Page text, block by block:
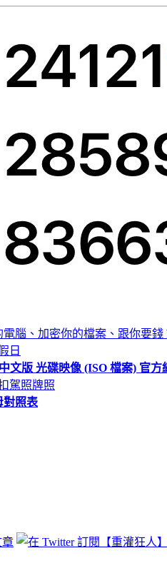
腦、加密你的檔案、跟你要錢
日
文版 光碟映像 (ISO 檔案) 官方
駕照牌照
對照表